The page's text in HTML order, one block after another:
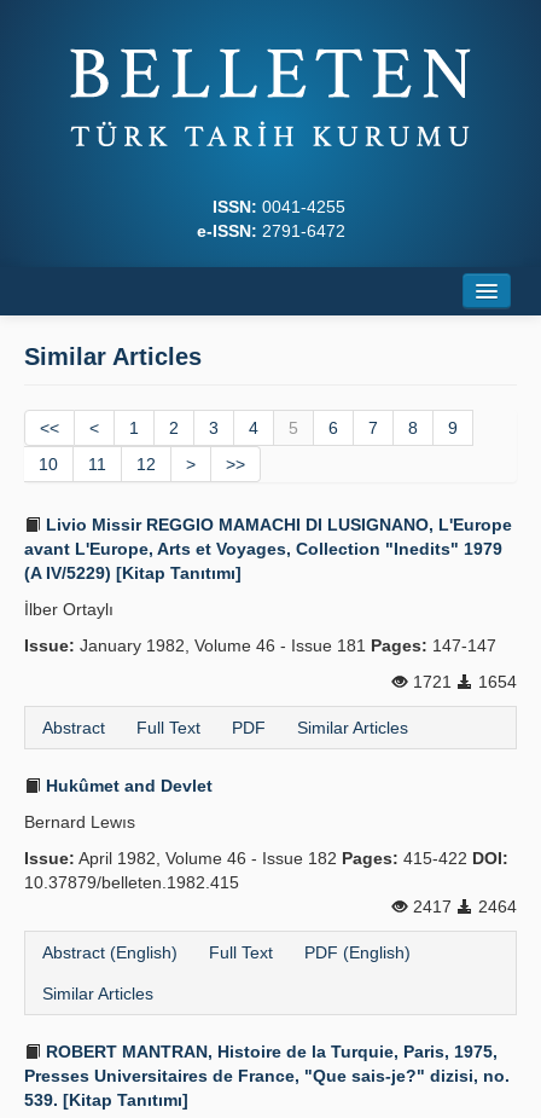
ISSN: 0041-4255
e-ISSN: 2791-6472
Journal Boards
Writing Rules
Principles
Publication Policies
Guidelines
Similar Articles
<< < 1 2 3 4 5 6 7 8
9
10
11 12 > >>
Livio Missir REGGIO MAMACHI DI LUSIGNANO, L'Europe
avant L'Europe, Arts et Voyages, Collection "Inedits" 1979
(A IV/5229) [Kitap Tanıtımı]
İlber Ortaylı
Issue: January 1982, Volume 46 - Issue 181 Pages: 147-147
1721
1654
Abstract Full Text PDF Similar Articles
Hukûmet and Devlet
Bernard Lewıs
Issue: April 1982, Volume 46 - Issue 182 Pages: 415-422 DOI:
10.37879/belleten.1982.415
2417
2464
Abstract (English) Full Text PDF (English)
Similar Articles
ROBERT MANTRAN, Histoire de la Turquie, Paris, 1975,
Presses Universitaires de France, "Que sais-je?" dizisi, no.
539. [Kitap Tanıtımı]